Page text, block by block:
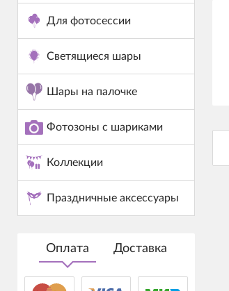
Для фотосессии
Светящиеся шары
Шары на палочке
Фотозоны с шариками
Коллекции
Праздничные аксессуары
Оплата Доставка